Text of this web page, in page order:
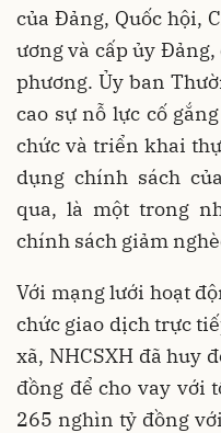
của Đảng, Quốc hội,
ương và cấp ủy
phương. Ủy ban
cao sự nỗ lực cố
chức và triển khai
dụng chính sách
qua, là một trong
chính sách giảm
Với mạng lưới hoạt
chức giao dịch trực
xã, NHCSXH đã huy
đồng để cho vay với
265 nghìn tỷ đồng